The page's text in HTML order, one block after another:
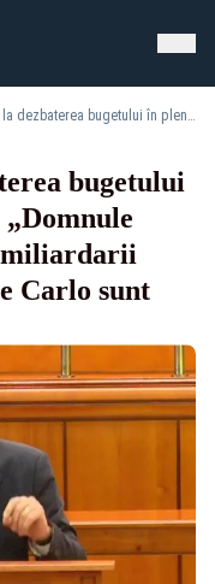
George Simion, la dezbaterea bugetului în plenul Parlamentului: „Domnule Grindeanu, nu știu dacă miliardarii care vă plimbau la Monte Carlo sunt „ăia bunii”
bugetului
miliardarii
Carlo sunt